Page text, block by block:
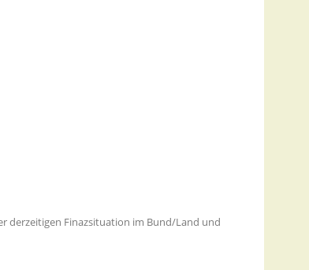
derzeitigen Finazsituation im Bund/Land und